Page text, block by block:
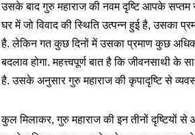
उसके बाद गुरु महाराज की नवम दृष्टि आपके सप्तम
घर में जो विवाद की स्थिति उत्पन्न हुई है, उसका
है. लेकिन गत कुछ दिनों में उसका प्रमाण कुछ अधिक
बदलाव होगा. महत्त्वपूर्ण बात है कि जीवनसाथी
है. उसके अनुसार गुरु महाराज की कृपादृष्टि से
कुल मिलाकर, गुरु महाराज की इन तीनों दृष्टियों